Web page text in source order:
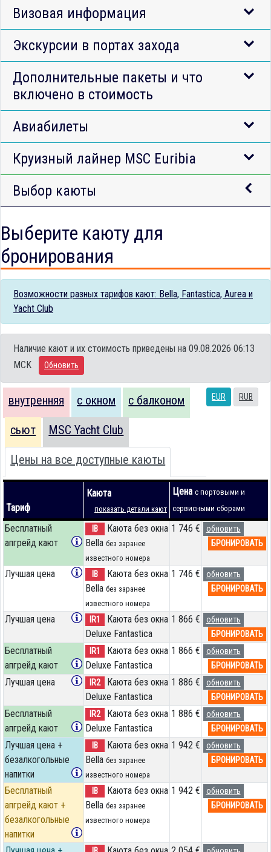
Визовая информация
Экскурсии в портах захода
Дополнительные пакеты и что
включено в стоимость
Авиабилеты
Круизный лайнер MSC Euribia
Выбор каюты
Выберите каюту для
бронирования
Возможности разных тарифов кают: Bella, Fantastica, Aurea и
Yacht Club
Наличие кают и их стоимость приведены на 09.08.2026 06:13
MCK
Обновить
EUR RUB
внутренняя с окном с балконом
сьют MSC Yacht Club
Цены на все доступные каюты
Тариф
Каюта
показать детали кают
Цена с портовыми и
сервисными сборами
Бесплатный
апгрейд кают
IB
Каюта без окна
Bella без заранее
известного номера
1 746 €
обновить
БРОНИРОВАТЬ
Лучшая цена IB
Каюта без окна
Bella без заранее
известного номера
1 746 €
обновить
БРОНИРОВАТЬ
Лучшая цена IR1
Каюта без окна
Deluxe Fantastica
1 866 €
обновить
БРОНИРОВАТЬ
Бесплатный
апгрейд кают
IR1
Каюта без окна
Deluxe Fantastica
1 866 €
обновить
БРОНИРОВАТЬ
Лучшая цена IR2
Каюта без окна
Deluxe Fantastica
1 886 €
обновить
БРОНИРОВАТЬ
Бесплатный
апгрейд кают
IR2
Каюта без окна
Deluxe Fantastica
1 886 €
обновить
БРОНИРОВАТЬ
Лучшая цена +
безалкогольные
напитки
IB
Каюта без окна
Bella без заранее
известного номера
1 942 €
обновить
БРОНИРОВАТЬ
Бесплатный
апгрейд кают +
безалкогольные
напитки
IB
Каюта без окна
Bella без заранее
известного номера
1 942 €
обновить
БРОНИРОВАТЬ